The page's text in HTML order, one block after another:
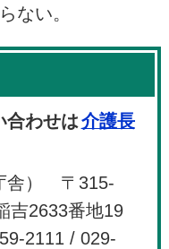
ない。
合わせは介護長
舎） 〒315-
吉2633番地19
2111 / 029-